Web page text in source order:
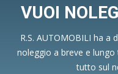
VUOI
R.S. AUTOMOBILI ha a
noleggio a breve e
tutto sul